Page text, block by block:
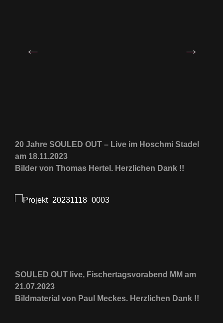
20 Jahre SOULED OUT – Live im Hoschmi Stadel
am 18.11.2023
Bilder von Thomas Hertel. Herzlichen Dank !!
SOULED OUT live, Fischertagsvorabend MM am
21.07.2023
Bildmaterial von Paul Meckes. Herzlichen Dank !!